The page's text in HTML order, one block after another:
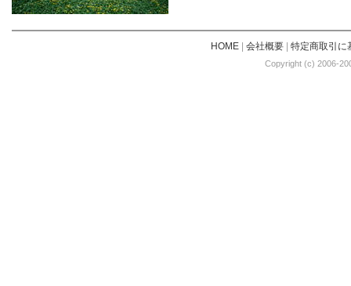
HOME| 会社概要| 特定商取引に
Copyright (c) 2006-